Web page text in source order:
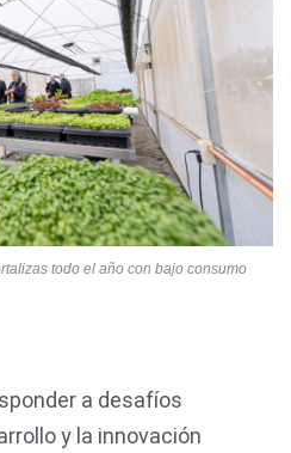
todo el año con bajo consumo
a desafíos
y la innovación